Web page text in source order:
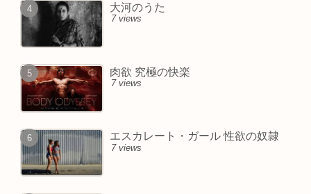
大河のうた
7 views
肉欲 究極の快楽
7 views
エスカレート・ガール 性欲の奴隷
7 views